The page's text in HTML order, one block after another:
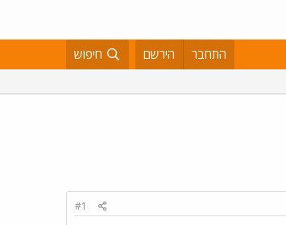
התחבר הירשם חיפוש
#1